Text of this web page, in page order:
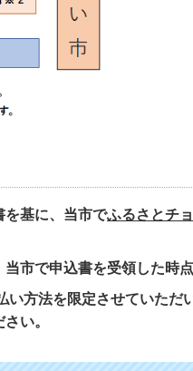
を基に、当市でふるさとチ
市で申込書を受領した時
い方法を限定させていた
い。